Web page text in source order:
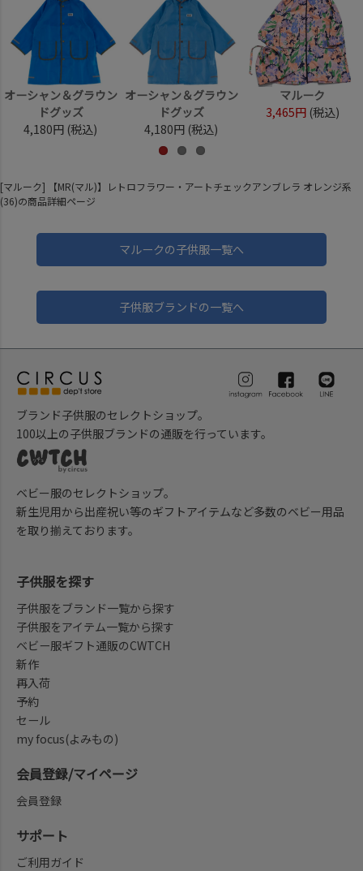
オーシャン＆グラウン
ドグッズ
4,180円 (税込)
オーシャン＆グラウン
ドグッズ
4,180円 (税込)
マルーク
3,465円 (税込)
[マルーク] 【MR(マル)】レトロフラワー・アートチェックアンブレラ オレンジ系
(36)の商品詳細ページ
マルークの子供服一覧へ
子供服ブランドの一覧へ
ブランド子供服のセレクトショップ。
100以上の子供服ブランドの通販を行っています。
ベビー服のセレクトショップ。
新生児用から出産祝い等のギフトアイテムなど多数のベビー用品
を取り揃えております。
子供服を探す
子供服をブランド一覧から探す
子供服をアイテム一覧から探す
ベビー服ギフト通販のCWTCH
新作
再入荷
予約
セール
my focus(よみもの)
会員登録/マイページ
会員登録
サポート
ご利用ガイド